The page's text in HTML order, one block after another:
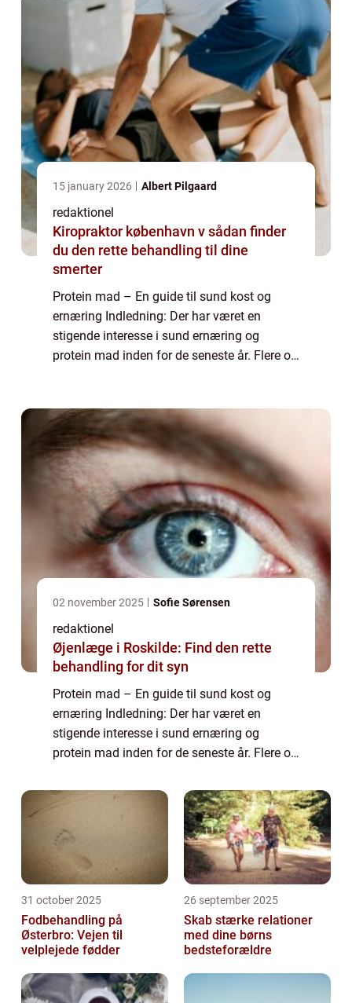
15 january 2026 Albert Pilgaard
redaktionel
Kiropraktor københavn v sådan finder
du den rette behandling til dine
smerter
Protein mad – En guide til sund kost og
ernæring Indledning: Der har været en
stigende interesse i sund ernæring og
protein mad inden for de seneste år. Flere og
02 november 2025 Sofie Sørensen
redaktionel
Øjenlæge i Roskilde: Find den rette
behandling for dit syn
Protein mad – En guide til sund kost og
ernæring Indledning: Der har været en
stigende interesse i sund ernæring og
protein mad inden for de seneste år. Flere og
i deres daglige kost for at opnå sun...
31 october 2025
Fodbehandling på
Østerbro: Vejen til
velplejede fødder
26 september 2025
Skab stærke relationer
med dine børns
bedsteforældre